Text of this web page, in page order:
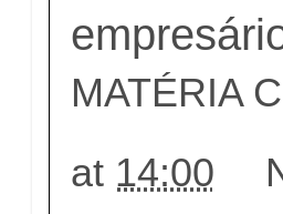
MATÉRIA
at 14:00